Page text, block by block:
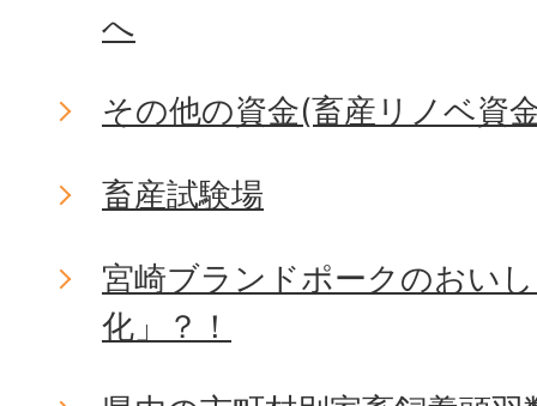
へ
その他の資金(畜産リノベ資
畜産試験場
宮崎ブランドポークのおい
化」？！